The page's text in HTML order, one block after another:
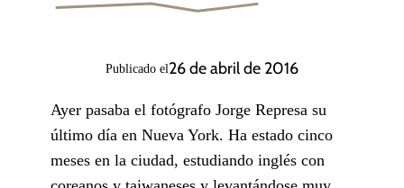
Publicado el26 de abril de 2016
Ayer pasaba el fotógrafo Jorge Represa su
último día en Nueva York. Ha estado cinco
meses en la ciudad, estudiando inglés con